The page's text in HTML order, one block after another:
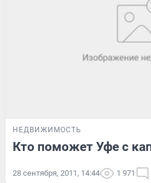
НЕДВИЖИМОСТЬ
Кто поможет Уфе с
28 сентября, 2011, 14:44 1 971